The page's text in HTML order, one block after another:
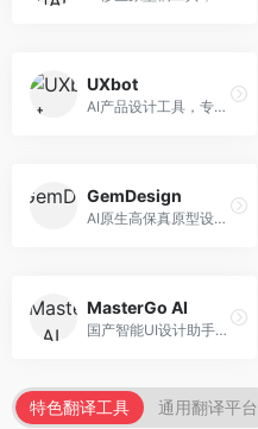
UXbot
AI产品设计工具，专注于用户体验优化。面向UX设计师，提供用户研究、设计建议、可用性测试等服务，UX设计支持完善。
GemDesign
AI原生高保真原型设计工具，专注于智能设计生成。面向设计师，提供界面生成、设计优化、原型制作等服务，设计自动化程度高。
MasterGo AI
国产智能UI设计助手，专注于界面设计自动化。面向UI设计师，提供界面生成、组件设计、设计系统构建等服务，中文用户适配性好。
特色翻译工具 通用翻译平台